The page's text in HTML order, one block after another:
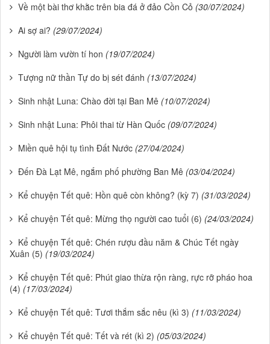
Về một bài thơ khằc trên bia đá ở đảo Cồn Cỏ (30/07/2024)
Ai sợ ai? (29/07/2024)
Người làm vườn tí hon (19/07/2024)
Tượng nữ thần Tự do bị sét đánh (13/07/2024)
Sinh nhật Luna: Chào đời tại Ban Mê (10/07/2024)
Sinh nhật Luna: Phôi thai từ Hàn Quốc (09/07/2024)
Miền quê hội tụ tình Đất Nước (27/04/2024)
Đến Đà Lạt Mê, ngắm phố phường Ban Mê (03/04/2024)
Kể chuyện Tết quê: Hồn quê còn không? (kỳ 7) (31/03/2024)
Kể chuyện Tết quê: Mừng thọ người cao tuổi (6) (24/03/2024)
Kể chuyện Tết quê: Chén rượu đầu năm & Chúc Tết ngày
Xuân (5) (19/03/2024)
Kể chuyện Tết quê: Phút giao thừa rộn ràng, rực rỡ pháo hoa
(4) (17/03/2024)
Kể chuyện Tết quê: Tươi thắm sắc nêu (kì 3) (11/03/2024)
Kể chuyện Tết quê: Tết và rét (kì 2) (05/03/2024)